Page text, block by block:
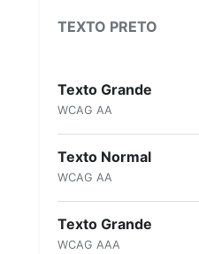
TEXTO PRETO
Texto Grande
WCAG AA
Texto Normal
WCAG AA
Texto Grande
WCAG AAA